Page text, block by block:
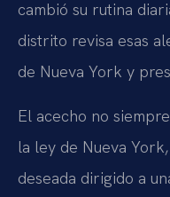
cambió su rutina
distrito revisa esas
de Nueva York y
El acecho no
la ley de Nueva
deseada dirigido a